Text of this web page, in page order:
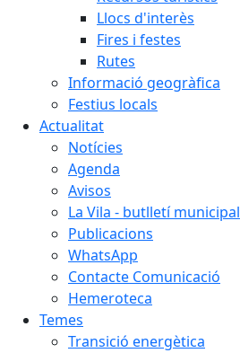
Llocs d'interès
Fires i festes
Rutes
Informació geogràfica
Festius locals
Actualitat
Notícies
Agenda
Avisos
La Vila - butlletí municipal
Publicacions
WhatsApp
Contacte Comunicació
Hemeroteca
Temes
Transició energètica